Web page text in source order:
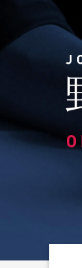
content